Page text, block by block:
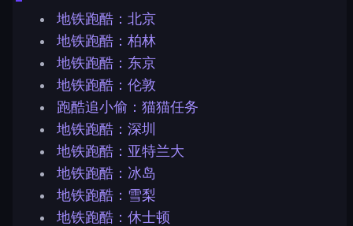
地铁跑酷：北京
地铁跑酷：柏林
地铁跑酷：东京
地铁跑酷：伦敦
跑酷追小偷：猫猫任务
地铁跑酷：深圳
地铁跑酷：亚特兰大
地铁跑酷：冰岛
地铁跑酷：雪梨
地铁跑酷：休士顿